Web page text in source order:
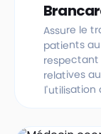
Assure le
patients
respectant
relatives
l'utilisation